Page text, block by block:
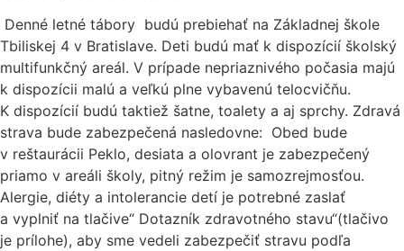
Denné letné tábory budú prebiehať na Základnej škole
Tbiliskej 4 v Bratislave. Deti budú mať k dispozícií školský
multifunkčný areál. V prípade nepriaznivého počasia majú
k dispozícii malú a veľkú plne vybavenú telocvičňu.
K dispozícií budú taktiež šatne, toalety a aj sprchy. Zdravá
strava bude zabezpečená nasledovne: Obed bude
v reštaurácii Peklo, desiata a olovrant je zabezpečený
priamo v areáli školy, pitný režim je samozrejmosťou.
Alergie, diéty a intolerancie detí je potrebné zaslať
a vyplniť na tlačive“ Dotazník zdravotného stavu“(tlačivo
je prílohe), aby sme vedeli zabezpečiť stravu podľa